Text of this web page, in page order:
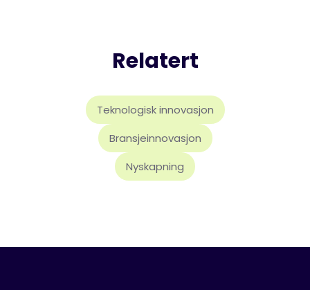
Relatert
Teknologisk innovasjon
Bransjeinnovasjon
Nyskapning